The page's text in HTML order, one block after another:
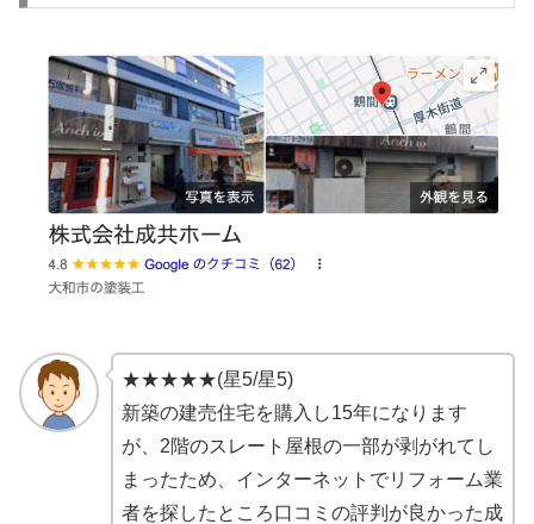
★★★★★(星5/星5)
新築の建売住宅を購入し15年になります
が、2階のスレート屋根の一部が剥がれてし
まったため、インターネットでリフォーム業
者を探したところ口コミの評判が良かった成